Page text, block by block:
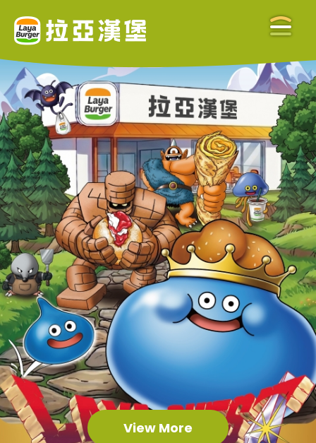
關於拉亞
ABOUT US
美味餐點
MENU
門市查詢
STORE
最新消息
NEWS
食品保證
CERTIFICATE
View More